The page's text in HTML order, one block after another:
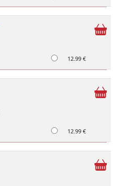
12.99 €
12.99 €